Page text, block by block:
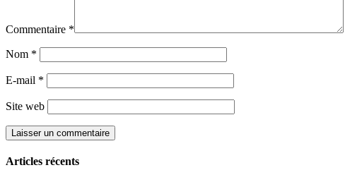
Commentaire *
Nom *
E-mail *
Site web
Articles récents